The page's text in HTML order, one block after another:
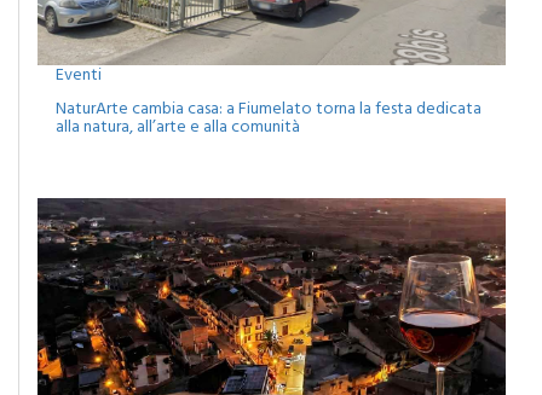
Eventi
NaturArte cambia casa: a Fiumelato torna la festa dedicata